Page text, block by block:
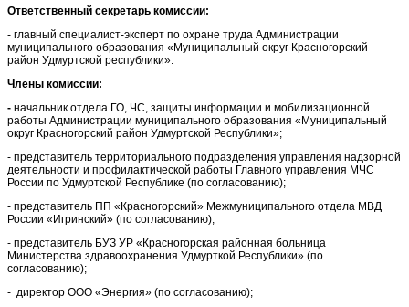
Ответственный секретарь комиссии:
- главный специалист-эксперт по охране труда Администрации
муниципального образования «Муниципальный округ Красногорский
район Удмуртской республики».
Члены комиссии:
- начальник отдела ГО, ЧС, защиты информации и мобилизационной
работы Администрации муниципального образования «Муниципальный
округ Красногорский район Удмуртской Республики»;
- представитель территориального подразделения управления надзорной
деятельности и профилактической работы Главного управления МЧС
России по Удмуртской Республике (по согласованию);
- представитель ПП «Красногорский» Межмуниципального отдела МВД
России «Игринский» (по согласованию);
- представитель БУЗ УР «Красногорская районная больница
Министерства здравоохранения Удмурткой Республики» (по
согласованию);
- директор ООО «Энергия» (по согласованию);